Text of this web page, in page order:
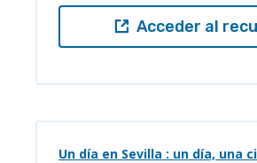
Acceder al
Un día en Sevilla : un día, una